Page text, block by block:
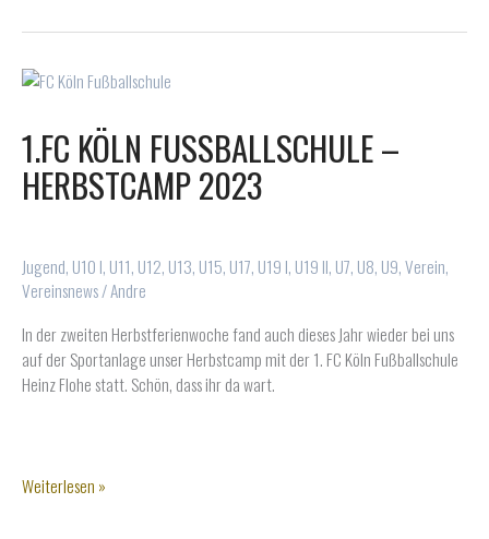
WSV
mit
Website
online!
1.FC KÖLN FUSSBALLSCHULE – H
ERBSTCAMP 2023
Jugend, U10 I, U11, U12, U13, U15, U17, U19 I, U19 II, U7, U8, U9,Verein,
Vereinsnews/Andre
In der zweiten Herbstferienwoche fand auch dieses Jahr wieder bei uns
auf der Sportanlage unser Herbstcamp mit der 1. FC Köln Fußballschule
Heinz Flohe statt. Schön, dass ihr da wart.
1.FC
Weiterlesen »